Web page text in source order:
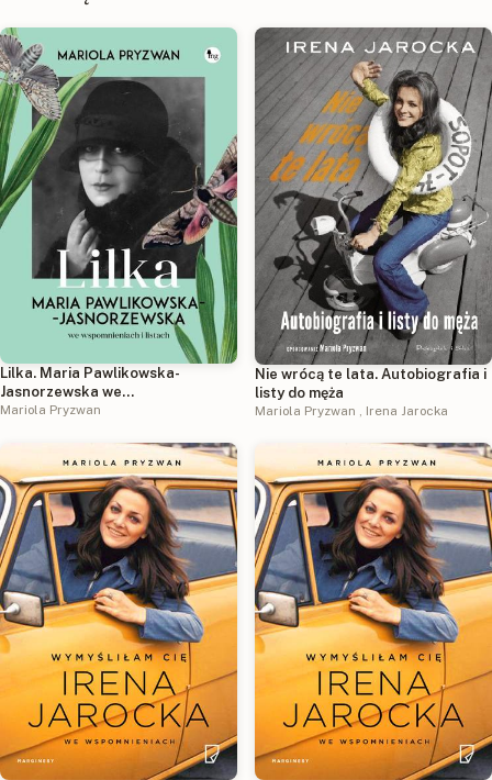
Lilka. Maria Pawlikowska-
Jasnorzewska we...
Mariola Pryzwan
Nie wrócą te lata. Autobiografia i
listy do męża
Mariola Pryzwan Irena Jarocka